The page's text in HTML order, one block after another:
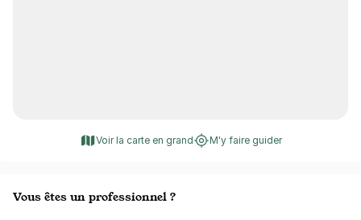
Voir la carte en grand M'y faire guider
Vous êtes un professionnel ?